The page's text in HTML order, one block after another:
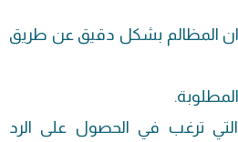
المظالم بشكل دقيق عن طريق
التي ترغب في الحصول على الرد